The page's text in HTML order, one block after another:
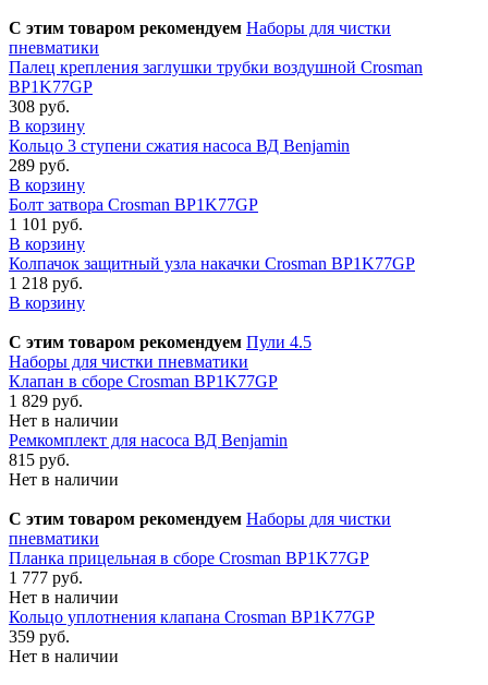
С этим товаром рекомендуем Наборы для чистки
пневматики
Палец крепления заглушки трубки воздушной Crosman
BP1K77GP
308 руб.
В корзину
Кольцо 3 ступени сжатия насоса ВД Benjamin
289 руб.
В корзину
Болт затвора Crosman BP1K77GP
1 101 руб.
В корзину
Колпачок защитный узла накачки Crosman BP1K77GP
1 218 руб.
В корзину
С этим товаром рекомендуем Пули 4.5
Наборы для чистки пневматики
Клапан в сборе Crosman BP1K77GP
1 829 руб.
Нет в наличии
Ремкомплект для насоса ВД Benjamin
815 руб.
Нет в наличии
С этим товаром рекомендуем Наборы для чистки
пневматики
Планка прицельная в сборе Crosman BP1K77GP
1 777 руб.
Нет в наличии
Кольцо уплотнения клапана Crosman BP1K77GP
359 руб.
Нет в наличии